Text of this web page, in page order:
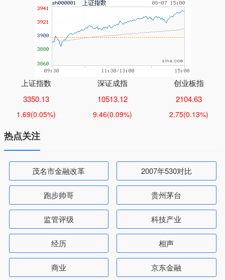
上证指数
3350.13
1.69(0.05%)
深证成指
10513.12
9.46(0.09%)
创业板指
2104.63
2.75(0.13%)
热点关注
茂名市金融改革 2007年530对比
跑步帅哥 贵州茅台
监管评级 科技产业
经历 相声
商业 京东金融